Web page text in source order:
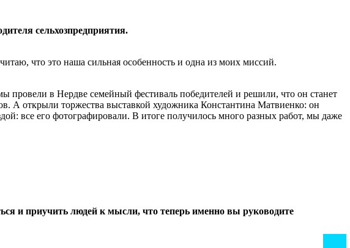
сельхозпредприятия.
что это наша сильная особенность и одна из моих миссий.
в Нердве семейный фестиваль победителей и решили, что он станет
А открыли торжества выставкой художника Константина Матвиенко: он
все его фотографировали. В итоге получилось много разных работ, мы даже
и приучить людей к мысли, что теперь именно вы руководите